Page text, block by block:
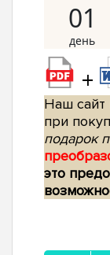
01
+
Наш сайт
при
подарок
это